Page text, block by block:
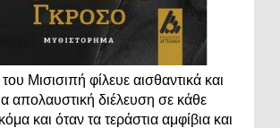
Μισισιπή φίλευε αισθαντικά και
απολαυστική διέλευση σε κάθε
και όταν τα τεράστια αμφίβια και